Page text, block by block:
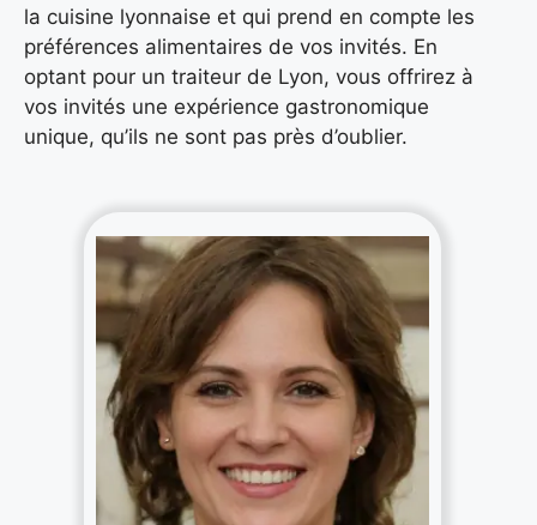
la cuisine lyonnaise et qui prend en compte les
préférences alimentaires de vos invités. En
optant pour un traiteur de Lyon, vous offrirez à
vos invités une expérience gastronomique
unique, qu’ils ne sont pas près d’oublier.